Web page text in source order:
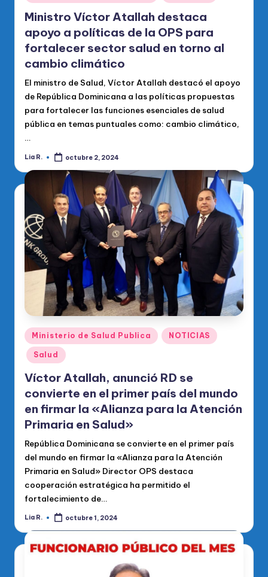
en
Ministro Víctor Atallah destaca
apoyo a políticas de la OPS para
fortalecer sector salud en torno al
cambio climático
El ministro de Salud, Víctor Atallah destacó el apoyo
de República Dominicana a las políticas propuestas
para fortalecer las funciones esenciales de salud
pública en temas puntuales como: cambio climático,
…
Publicado
Lia R. octubre 2, 2024
Publicado
en
Ministerio de Salud Publica NOTICIAS
Salud
Víctor Atallah, anunció RD se
convierte en el primer país del mundo
en firmar la «Alianza para la Atención
Primaria en Salud»
República Dominicana se convierte en el primer país
del mundo en firmar la «Alianza para la Atención
Primaria en Salud» Director OPS destaca
cooperación estratégica ha permitido el
fortalecimiento de…
Publicado
Lia R. octubre 1, 2024